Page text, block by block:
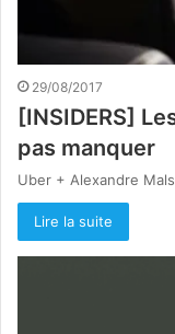
29/08/2017
[INSIDERS]
pas manquer
Uber + Alexandre
Lire la suite